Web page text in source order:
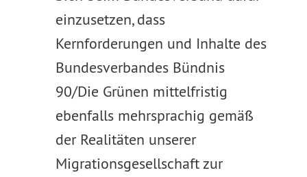
einzusetzen, dass
Kernforderungen und Inhalte des
Bundesverbandes Bündnis
90/Die Grünen mittelfristig
ebenfalls mehrsprachig gemäß
der Realitäten unserer
Migrationsgesellschaft zur